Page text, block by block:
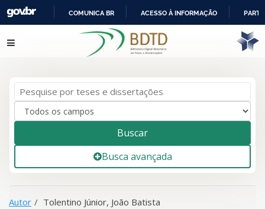
IR
PARA
COMUNICA BR ACESSO À INFORMAÇÃO
resultados de 2para a busca '
Júnior, João Batista
Pular para o conteúdo
Buscar
Busca avançada
Autor Tolentino Júnior, João Batista